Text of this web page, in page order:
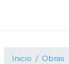
Inicio
Obras